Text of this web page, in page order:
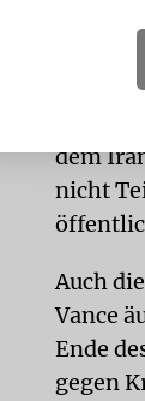
dem
nicht
Auch
Vance
Ende
gegen